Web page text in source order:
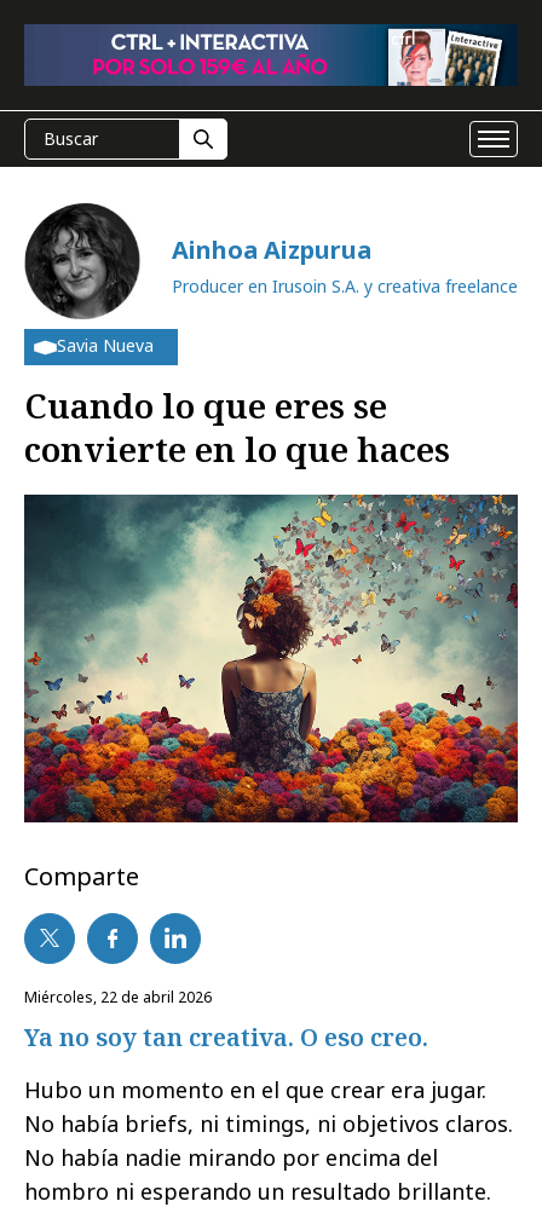
Ainhoa Aizpurua
Producer en Irusoin S.A. y creativa freelance
Savia Nueva
Cuando lo que eres se
convierte en lo que haces
Comparte
miércoles, 22 de abril 2026
Ya no soy tan creativa. O eso creo.
Hubo un momento en el que crear era jugar.
No había briefs, ni timings, ni objetivos claros.
No había nadie mirando por encima del
hombro ni esperando un resultado brillante.